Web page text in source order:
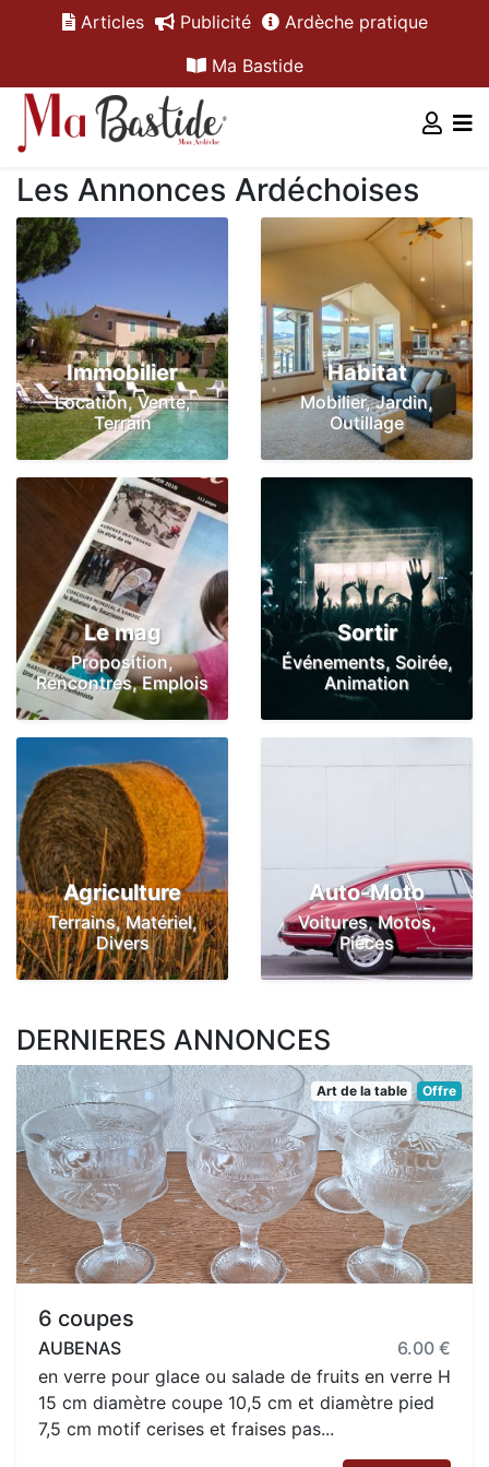
Articles Publicité
Ardèche pratique
Ma Bastide
Les Annonces Ardéchoises
Immobilier
Location, Vente,
Terrain
Habitat
Mobilier, Jardin,
Outillage
Le mag
Proposition,
Rencontres, Emplois
Sortir
Événements, Soirée,
Animation
Agriculture
Terrains, Matériel,
Divers
Auto-Moto
Voitures, Motos,
Pièces
DERNIERES ANNONCES
Art de la table Offre
6 coupes
AUBENAS
6.00 €
en verre pour glace ou salade de fruits en verre H
15 cm diamètre coupe 10,5 cm et diamètre pied
7,5 cm motif cerises et fraises pas...